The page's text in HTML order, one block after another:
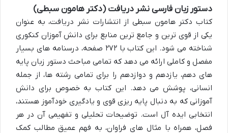
دستور زبان فارسی نشر دریافت (دکتر هامون سبطی)
کتاب دکتر هامون سبطی از انتشارات نشر دریافت، به عنوان
یکی از قوی ترین و جامع ترین منابع برای دانش آموزان کنکوری
شناخته می شود. این کتاب با ۲۷۲ صفحه، درسنامه های بسیار
مفصل و کاملی ارائه می دهد که تمامی مباحث دستور زبان پایه
های دهم، یازدهم و دوازدهم را برای تمامی رشته ها، از جمله
انسانی، پوشش می دهد. این کتاب به خصوص برای دانش
آموزانی که به دنبال پایه ریزی قوی و یادگیری خودآموز هستند،
انتخابی ایده آل است. توضیحات تحلیلی و تفهیمی آن در هر
فصل، همراه با مثال های فراوان، به فهم عمیق مطالب کمک